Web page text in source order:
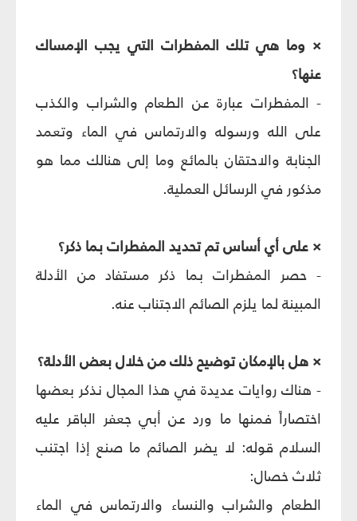
× وما هي تلك المفطرات التي يجب الإمساك
عنها؟
- المفطرات عبارة عن الطعام والشراب والكذب
على الله ورسوله والارتماس في الماء وتعمد
الجنابة والاحتقان بالمائع وما إلى هنالك مما هو
مذكور في الرسائل العملية.
× على أي أساس تم تحديد المفطرات بما ذكر؟
- حصر المفطرات بما ذكر مستفاد من الأدلة
المبينة لما يلزم الصائم الاجتناب عنه.
× هل بالإمكان توضيح ذلك من خلال بعض الأدلة؟
- هناك روايات عديدة في هذا المجال نذكر بعضها
اختصاراً فمنها ما ورد عن أبي جعفر الباقر عليه
السلام قوله: لا يضر الصائم ما صنع إذا اجتنب
ثلاث خصال:
الطعام والشراب والنساء والارتماس في الماء